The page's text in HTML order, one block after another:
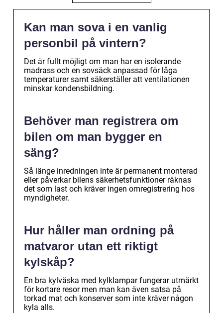
Kan man sova i en vanlig
personbil på vintern?
Det är fullt möjligt om man har en isolerande
madrass och en sovsäck anpassad för låga
temperaturer samt säkerställer att ventilationen
minskar kondensbildning.
Behöver man registrera om
bilen om man bygger en
säng?
Så länge inredningen inte är permanent monterad
eller påverkar bilens säkerhetsfunktioner räknas
det som last och kräver ingen omregistrering hos
myndigheter.
Hur håller man ordning på
matvaror utan ett riktigt
kylskåp?
En bra kylväska med kylklampar fungerar utmärkt
för kortare resor men man kan även satsa på
torkad mat och konserver som inte kräver någon
kyla alls.